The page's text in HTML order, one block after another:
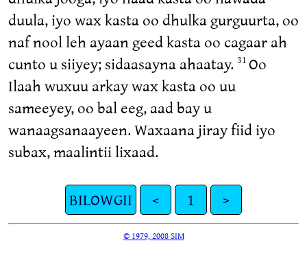
duula, iyo wax kasta oo dhulka gurguurta, oo
naf nool leh ayaan geed kasta oo cagaar ah
cunto u siiyey; sidaasayna ahaatay. 31 Oo
Ilaah wuxuu arkay wax kasta oo uu
sameeyey, oo bal eeg, aad bay u
wanaagsanaayeen. Waxaana jiray fiid iyo
subax, maalintii lixaad.
BILOWGII < 1 >
© 1979, 2008 SIM